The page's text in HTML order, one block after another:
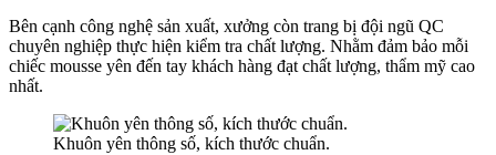
Bên cạnh công nghệ sản xuất, xưởng còn trang bị đội ngũ QC
chuyên nghiệp thực hiện kiểm tra chất lượng. Nhằm đảm bảo mỗi
chiếc mousse yên đến tay khách hàng đạt chất lượng, thẩm mỹ cao
nhất.
Khuôn yên thông số, kích thước chuẩn.